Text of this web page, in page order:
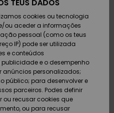
e
água
e
água
TEUS DADOS
cookies ou tecnologia
ou aceder a informações
pessoal (como os teus
IP) pode ser utilizada
e conteúdos
e o desempenho
anúncios personalizados;
público; para desenvolver e
parceiros. Podes definir
recusar cookies que
ou para recusar